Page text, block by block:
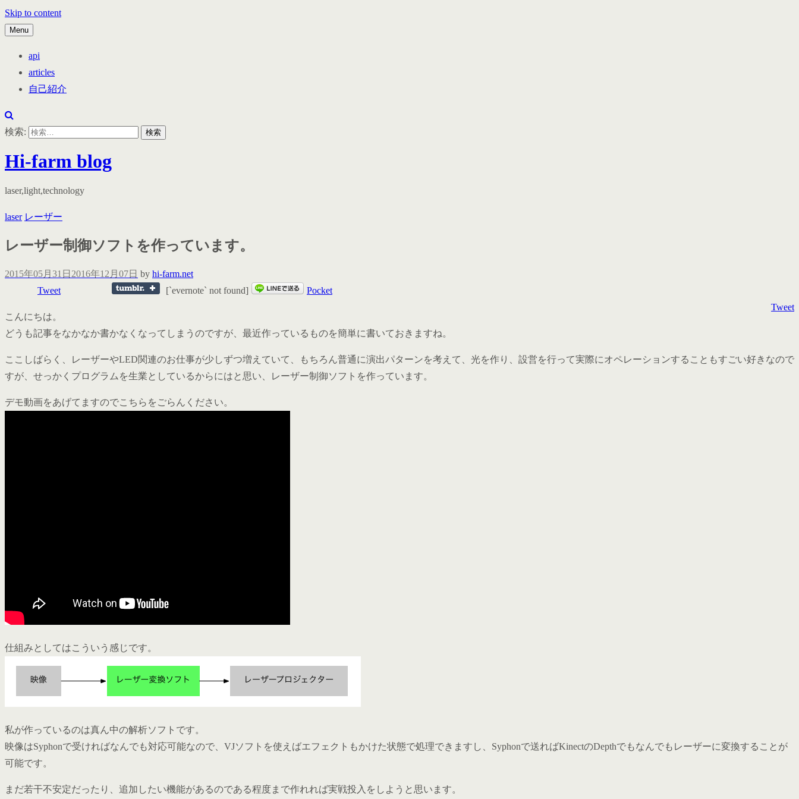
Skip to content
Menu
api
articles
自己紹介
検索:
Hi-farm blog
laser,light,technology
laser レーザー
レーザー制御ソフトを作っています。
2015年05月31日 2016年12月07日 by hi-farm.net
Tweet
[`evernote` not found]
Pocket
Tweet
こんにちは。
どうも記事をなかなか書かなくなってしまうのですが、最近作っているものを簡単に書いておきますね。
ここしばらく、レーザーやLED関連のお仕事が少しずつ増えていて、もちろん普通に演出パターンを考えて、光を作り、設営を行って実際にオペレーションすることもすごい好きなので
すが、せっかくプログラムを生業としているからにはと思い、レーザー制御ソフトを作っています。
デモ動画をあげてますのでこちらをごらんください。
仕組みとしてはこういう感じです。
私が作っているのは真ん中の解析ソフトです。
映像はSyphonで受ければなんでも対応可能なので、VJソフトを使えばエフェクトもかけた状態で処理できますし、Syphonで送ればKinectのDepthでもなんでもレーザーに変換することが
可能です。
まだ若干不安定だったり、追加したい機能があるのである程度まで作れれば実戦投入をしようと思います。